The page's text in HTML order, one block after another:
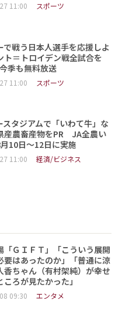
11:00 スポーツ
で戦う日本人選手を応援しよ
＝トロイデン戦全試合を
季も無料放送
11:00 スポーツ
スタジアムで「いわて牛」な
産農畜産物をPR JA全農い
10日～12日に実施
11:00 経済/ビジネス
「ＧＩＦＴ」「こういう展開
要はあったのか」「普通に涼
香ちゃん（有村架純）が幸せ
ころが見たかった」
09:30 エンタメ